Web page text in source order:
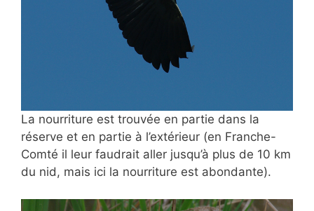
La nourriture est trouvée en partie dans la
réserve et en partie à l’extérieur (en Franche-
Comté il leur faudrait aller jusqu’à plus de 10 km
du nid, mais ici la nourriture est abondante).